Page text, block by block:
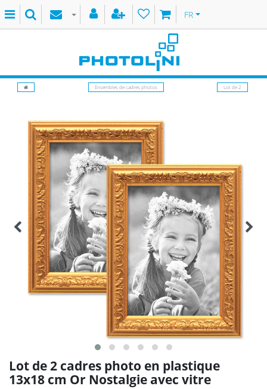
FR
Ensembles de cadres photos Lot de 2
Lot de 2 cadres photo en plastique
13x18 cm Or Nostalgie avec vitre